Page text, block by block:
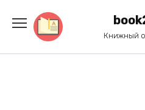
содержанию
Книжный